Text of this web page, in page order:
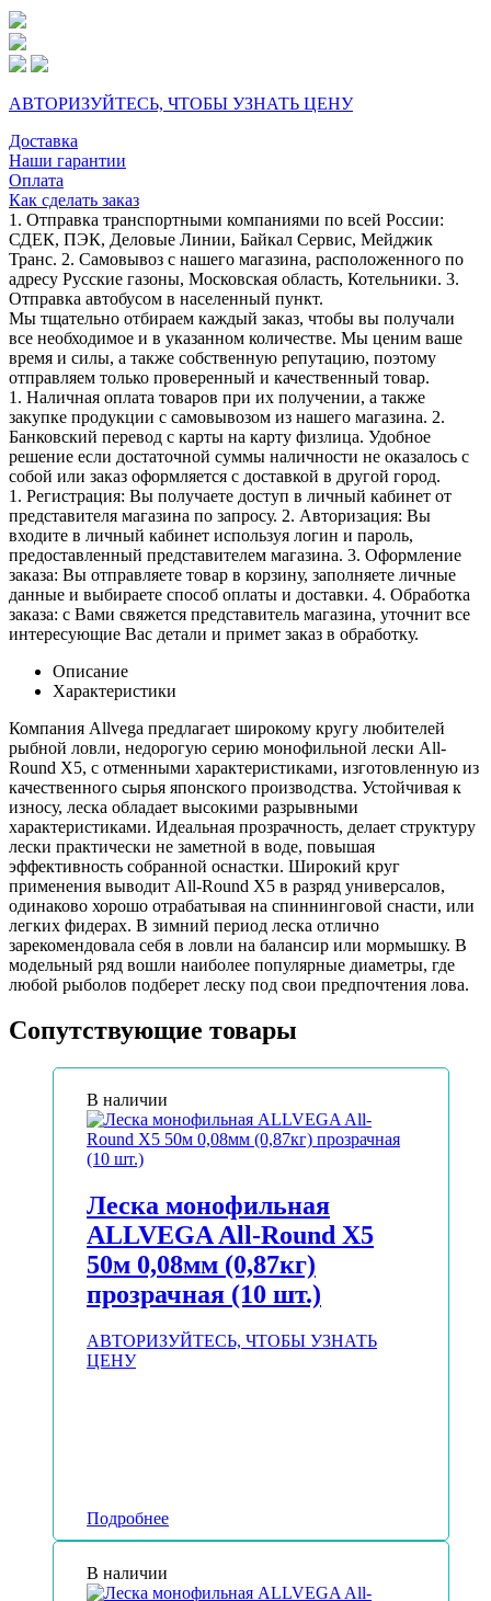
АВТОРИЗУЙТЕСЬ, ЧТОБЫ УЗНАТЬ ЦЕНУ
Доставка
Наши гарантии
Оплата
Как сделать заказ
1. Отправка транспортными компаниями по всей России:
СДЕК, ПЭК, Деловые Линии, Байкал Сервис, Мейджик
Транс. 2. Самовывоз с нашего магазина, расположенного по
адресу Русские газоны, Московская область, Котельники. 3.
Отправка автобусом в населенный пункт.
Мы тщательно отбираем каждый заказ, чтобы вы получали
все необходимое и в указанном количестве. Мы ценим ваше
время и силы, а также собственную репутацию, поэтому
отправляем только проверенный и качественный товар.
1. Наличная оплата товаров при их получении, а также
закупке продукции с самовывозом из нашего магазина. 2.
Банковский перевод с карты на карту физлица. Удобное
решение если достаточной суммы наличности не оказалось с
собой или заказ оформляется с доставкой в другой город.
1. Регистрация: Вы получаете доступ в личный кабинет от
представителя магазина по запросу. 2. Авторизация: Вы
входите в личный кабинет используя логин и пароль,
предоставленный представителем магазина. 3. Оформление
заказа: Вы отправляете товар в корзину, заполняете личные
данные и выбираете способ оплаты и доставки. 4. Обработка
заказа: с Вами свяжется представитель магазина, уточнит все
интересующие Вас детали и примет заказ в обработку.
Описание
Характеристики
Компания Allvega предлагает широкому кругу любителей
рыбной ловли, недорогую серию монофильной лески All-
Round Х5, с отменными характеристиками, изготовленную из
качественного сырья японского производства. Устойчивая к
износу, леска обладает высокими разрывными
характеристиками. Идеальная прозрачность, делает структуру
лески практически не заметной в воде, повышая
эффективность собранной оснастки. Широкий круг
применения выводит All-Round Х5 в разряд универсалов,
одинаково хорошо отрабатывая на спиннинговой снасти, или
легких фидерах. В зимний период леска отлично
зарекомендовала себя в ловли на балансир или мормышку. В
модельный ряд вошли наиболее популярные диаметры, где
любой рыболов подберет леску под свои предпочтения лова.
Сопутствующие товары
В наличии
Леска монофильная
ALLVEGA All-Round Х5
50м 0,08мм (0,87кг)
прозрачная (10 шт.)
АВТОРИЗУЙТЕСЬ, ЧТОБЫ УЗНАТЬ
ЦЕНУ
Подробнее
В наличии